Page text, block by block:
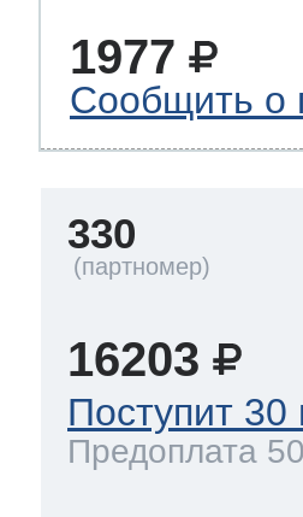
1977
Сообщить о
330
16203
Поступит 30
Предоплата